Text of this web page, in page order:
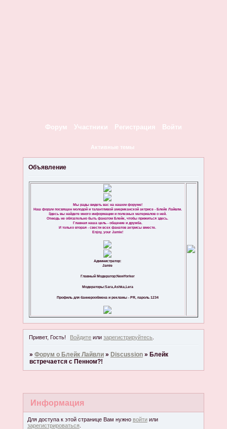
Форум Участники Регистрация Войти
Активные темы
Объявление
Мы рады видеть вас на нашем форуме!
Наш форум посвящен молодой и талантливой американской актрисе - Блейк Лайвли.
Здесь вы найдете много информации и полезных материалов о ней.
Отнюдь не обязательно быть фанатом Блейк, чтобы прижиться здесь.
Главная наша цель - общение и дружба.
И только вторая - свести всех фанатов актрисы вместе.
Enjoy, your Jamie!
Администратор:
Jamie
Главный Модератор:NewYorker
Модераторы:Sara,Ashka,Lera
Профиль для баннерообмена и рекламы - PR, пароль 1234
Привет, Гость! Войдите илизарегистрируйтесь
» Форум о Блейк Лайвли » Discussion » Блейк
встречается с Пенном?!
Информация
Для доступа к этой странице Вам нужно войтиили
зарегистрироваться.